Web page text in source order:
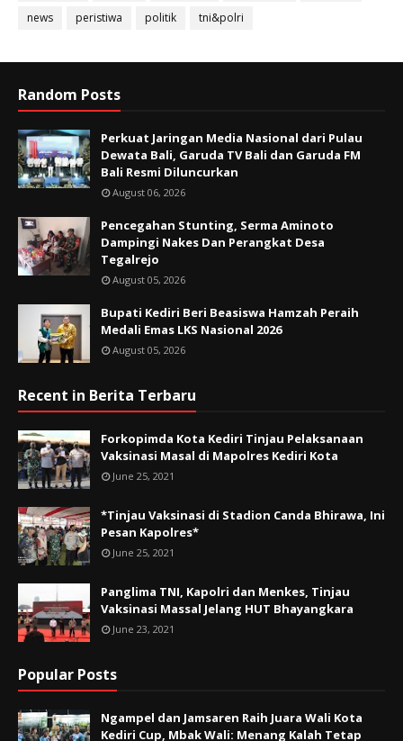
news
peristiwa politik tni&polri
Random Posts
Perkuat Jaringan Media Nasional dari Pulau
Dewata Bali, Garuda TV Bali dan Garuda FM
Bali Resmi Diluncurkan
August 06, 2026
Pencegahan Stunting, Serma Aminoto
Dampingi Nakes Dan Perangkat Desa
Tegalrejo
August 05, 2026
Bupati Kediri Beri Beasiswa Hamzah Peraih
Medali Emas LKS Nasional 2026
August 05, 2026
Recent in Berita Terbaru
Forkopimda Kota Kediri Tinjau Pelaksanaan
Vaksinasi Masal di Mapolres Kediri Kota
June 25, 2021
*Tinjau Vaksinasi di Stadion Canda Bhirawa, Ini
Pesan Kapolres*
June 25, 2021
Panglima TNI, Kapolri dan Menkes, Tinjau
Vaksinasi Massal Jelang HUT Bhayangkara
June 23, 2021
Popular Posts
Ngampel dan Jamsaren Raih Juara Wali Kota
Kediri Cup, Mbak Wali: Menang Kalah Tetap